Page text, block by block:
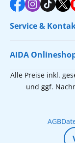
Service &
AIDA
Alle Preise inkl.
und ggf.
AGB